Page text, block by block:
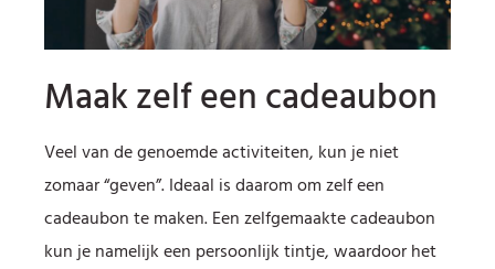
Maak zelf een cadeaubon
Veel van de genoemde activiteiten, kun je niet
zomaar “geven”. Ideaal is daarom om zelf een
cadeaubon te maken. Een zelfgemaakte cadeaubon
kun je namelijk een persoonlijk tintje, waardoor het